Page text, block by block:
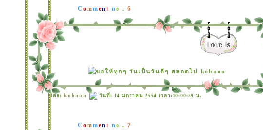
C omment no . 6
ดย: kobnon วันที่: 14 มกราคม 2554 เวลา:10:00:39 น.
C omment no . 7